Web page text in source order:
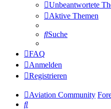
Unbeantwortete
Aktive Themen
Suche
FAQ
Anmelden
Registrieren
Aviation Community
Suche